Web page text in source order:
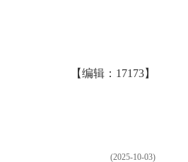
【编辑：17173】
(2025-10-03)